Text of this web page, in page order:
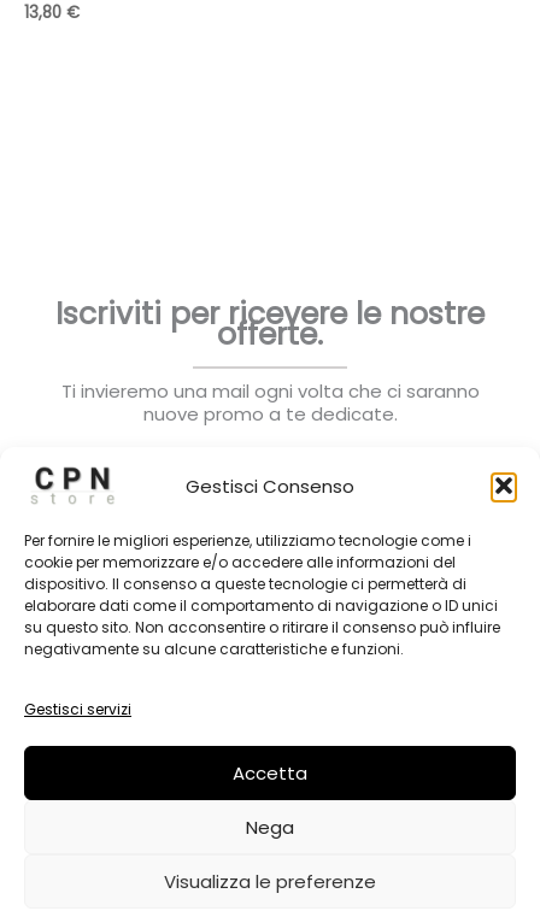
Gestisci Consenso
Per fornire le migliori esperienze, utilizziamo tecnologie come i
cookie per memorizzare e/o accedere alle informazioni del
dispositivo. Il consenso a queste tecnologie ci permetterà di
elaborare dati come il comportamento di navigazione o ID unici
su questo sito. Non acconsentire o ritirare il consenso può influire
negativamente su alcune caratteristiche e funzioni.
Gestisci servizi
Accetta
Nega
Visualizza le preferenze
13,80 €
Iscriviti per ricevere le nostre
offerte.
Ti invieremo una mail ogni volta che ci saranno
nuove promo a te dedicate.
Subscribe
Copyright © 2026 CPN STORE | Powered by